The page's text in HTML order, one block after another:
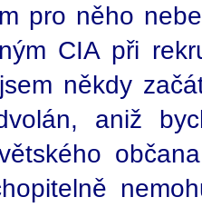
pro něho
CIA při
někdy
aniž